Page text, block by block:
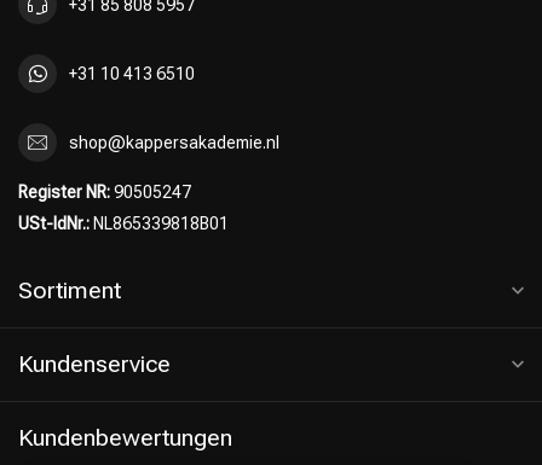
+31 85 808 5957
+31 10 413 6510
shop@kappersakademie.nl
Register NR:90505247
USt-IdNr.: NL865339818B01
Sortiment
Kundenservice
Kundenbewertungen